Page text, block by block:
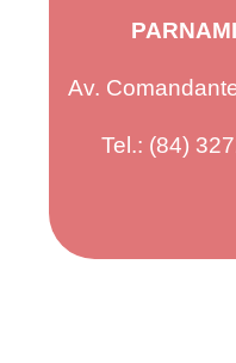
Av.
Tel.: (84)